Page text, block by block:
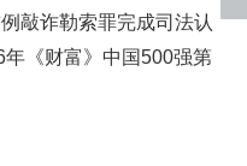
敲诈勒索罪完成司法认
职业索赔人”
《财富》中国500强第
显发展韧性